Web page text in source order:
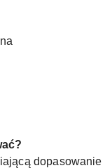
dopasowanie